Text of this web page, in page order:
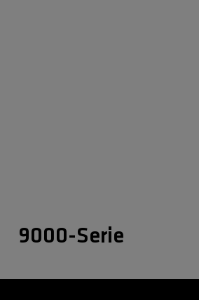
9000-Serie